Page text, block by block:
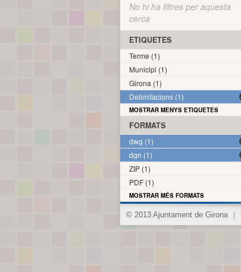
No hi ha filtres per aquesta
cerca
ETIQUETES
Terme (1)
Municipi (1)
Girona (1)
Delimitacions (1)
MOSTRAR MENYS ETIQUETES
FORMATS
dwg (1)
dgn (1)
ZIP (1)
PDF (1)
MOSTRAR MÉS FORMATS
© 2013 Ajuntament de Girona